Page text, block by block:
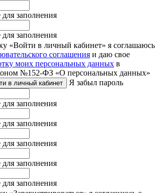
для заполнения
для заполнения
«Войти в личный кабинет» я соглашаюсь
соглашения и даю свое
моих персональных данных в
№152-ФЗ «О персональных данных»
в личный кабинет Я забыл пароль
для заполнения
для заполнения
для заполнения
для заполнения
для заполнения